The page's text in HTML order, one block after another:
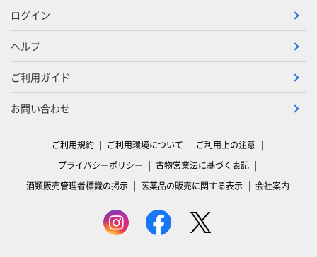
ログイン
ヘルプ
ご利用ガイド
お問い合わせ
ご利用規約 ご利用環境について
ご利用上の注意
プライバシーポリシー
古物営業法に基づく表記
酒類販売管理者標識の掲示
医薬品の販売に関する表示 会社案内